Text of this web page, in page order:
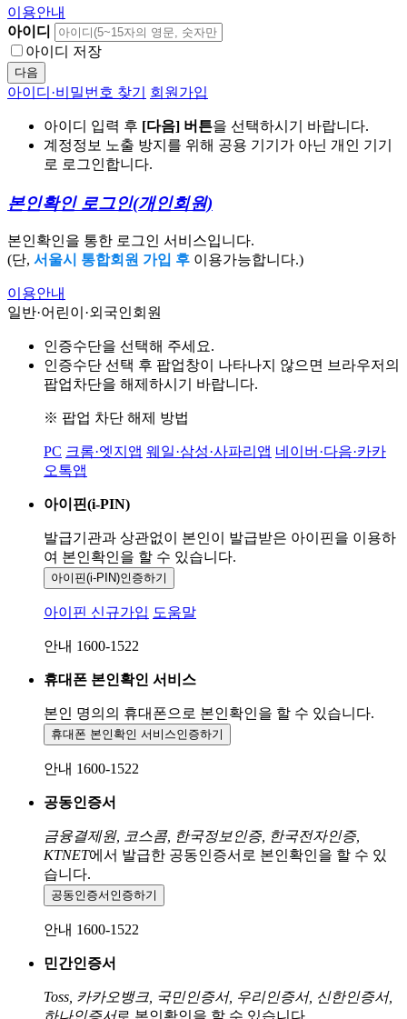
이용안내
아이디
아이디 저장
다음
아이디·비밀번호 찾기 회원가입
아이디 입력 후 [다음] 버튼을 선택하시기 바랍니다.
계정정보 노출 방지를 위해 공용 기기가 아닌 개인 기기
로 로그인합니다.
본인확인 로그인(개인회원)
본인확인을 통한 로그인 서비스입니다.
(단, 서울시 통합회원 가입 후 이용가능합니다.)
이용안내
일반·어린이·외국인회원
인증수단을 선택해 주세요.
인증수단 선택 후 팝업창이 나타나지 않으면 브라우저의
팝업차단을 해제하시기 바랍니다.
※ 팝업 차단 해제 방법
PC 크롬·엣지앱 웨일·삼성·사파리앱 네이버·다음·카카
오톡앱
아이핀(i-PIN)
발급기관과 상관없이 본인이 발급받은 아이핀을 이용하
여 본인확인을 할 수 있습니다.
아이핀(i-PIN)인증하기
아이핀 신규가입 도움말
안내 1600-1522
휴대폰 본인확인 서비스
본인 명의의 휴대폰으로 본인확인을 할 수 있습니다.
휴대폰 본인확인 서비스인증하기
안내 1600-1522
공동인증서
금융결제원, 코스콤, 한국정보인증, 한국전자인증,
KTNET에서 발급한 공동인증서로 본인확인을 할 수 있
습니다.
공동인증서 인증하기
안내 1600-1522
민간인증서
Toss, 카카오뱅크, 국민인증서, 우리인증서, 신한인증서,